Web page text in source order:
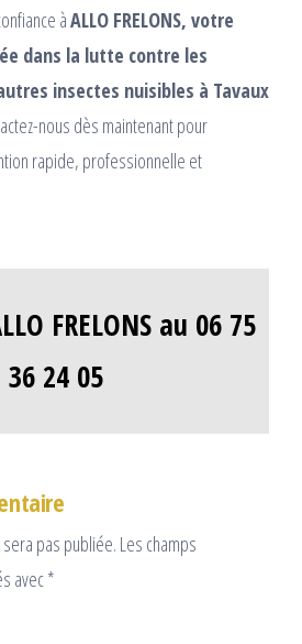
àALLO FRELONS, votre
dans la lutte contre les
insectes nuisibles à Tavaux
nous dès maintenant pour
rapide, professionnelle et
FRELONS au 06 75
36 24 05
pas publiée. Les champs
avec*